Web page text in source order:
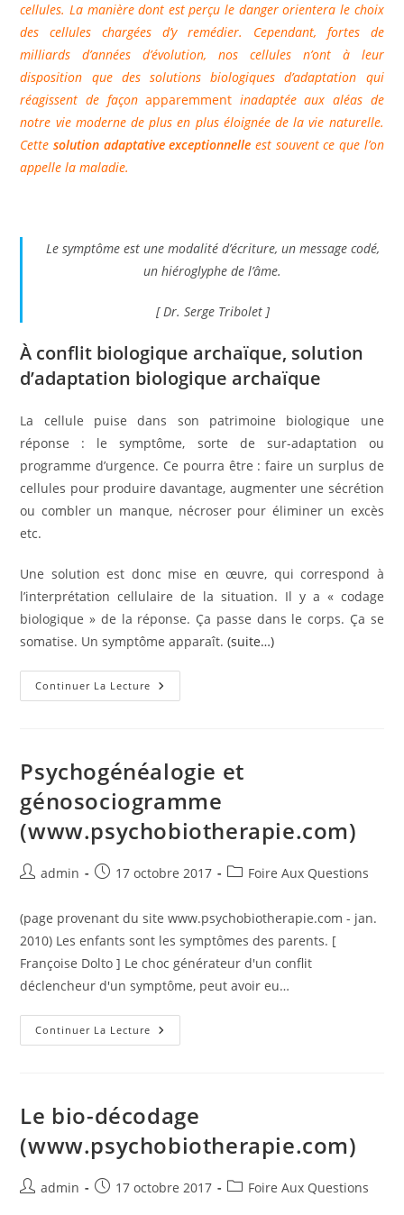
cellules. La manière dont est perçu le danger orientera le choix
des cellules chargées d’y remédier. Cependant, fortes de
milliards d’années d’évolution, nos cellules n’ont à leur
disposition que des solutions biologiques d’adaptation qui
réagissent de façonapparemment inadaptée aux aléas de
notre vie moderne de plus en plus éloignée de la vie naturelle.
Cettesolution adaptative exceptionnelle est souvent ce que l’on
appelle la maladie.
Le symptôme est une modalité d’écriture, un message codé,
un hiéroglyphe de l’âme.
[ Dr. Serge Tribolet ]
À conflit biologique archaïque, solution
d’adaptation biologique archaïque
La cellule puise dans son patrimoine biologique une
réponse : le symptôme, sorte de sur-adaptation ou
programme d’urgence. Ce pourra être : faire un surplus de
cellules pour produire davantage, augmenter une sécrétion
ou combler un manque, nécroser pour éliminer un excès
etc.
Une solution est donc mise en œuvre, qui correspond à
l’interprétation cellulaire de la situation. Il y a « codage
biologique » de la réponse. Ça passe dans le corps. Ça se
somatise. Un symptôme apparaît.(suite…)
Continuer La Lecture Le
Symptôme
Un
Ressenti
Émotionnel
Psychogénéalogie et
génosociogramme
(www.psychobiotherapie.com)
Auteur/autrice
la
publication :
admin
Publication
17 octobre 2017
PostFoire Aux Questions
(page provenant du site www.psychobiotherapie.com - jan.
2010) Les enfants sont les symptômes des parents. [
Françoise Dolto ] Le choc générateur d'un conflit
déclencheur d'un symptôme, peut avoir eu…
Continuer La Lecture Psychogénéalogie
Et
Le bio-décodage
(www.psychobiotherapie.com)
Auteur/autrice
admin
Publication
17 octobre 2017
PostFoire Aux Questions